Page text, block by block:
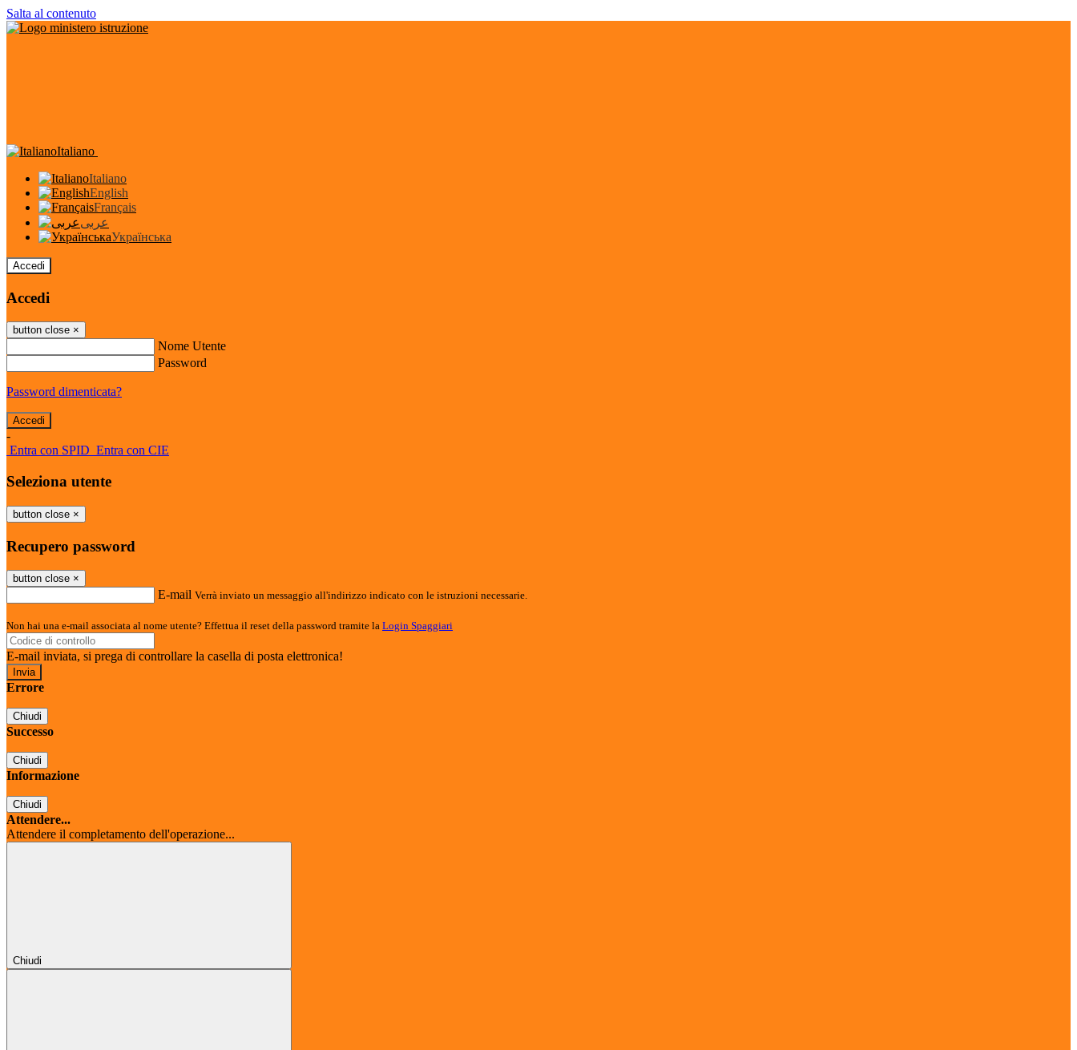
Salta al contenuto
Italiano
Italiano
English
Français
عربى
Українська
Accedi
Accedi
button close ×
Nome Utente
Password
Password dimenticata?
-
Entra con SPID Entra con CIE
Seleziona utente
button close ×
Recupero password
button close ×
E-mail Verrà inviato un messaggio all'indirizzo indicato con le istruzioni necessarie.
Non hai una e-mail associata al nome utente? Effettua il reset della password tramite la Login Spaggiari
E-mail inviata, si prega di controllare la casella di posta elettronica!
Errore
Chiudi
Successo
Chiudi
Informazione
Chiudi
Attendere...
Attendere il completamento dell'operazione...
Chiudi